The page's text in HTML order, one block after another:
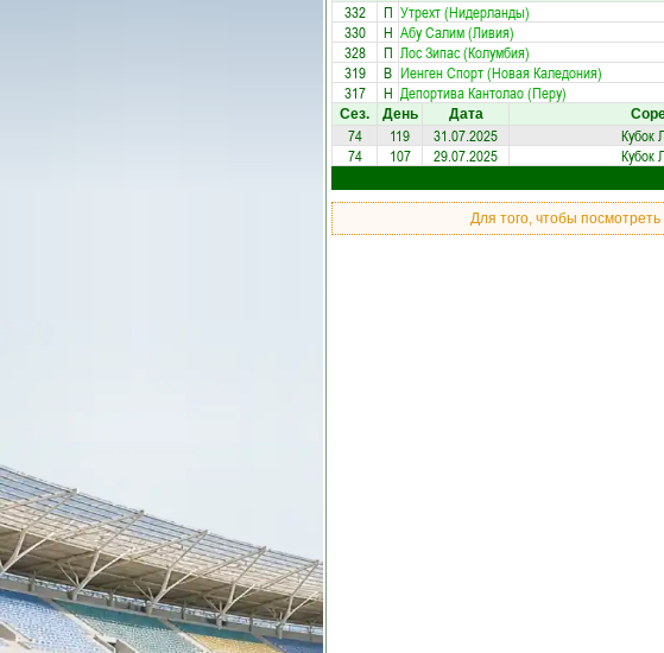
332 П Утрехт (Нидерланды)
330 Н Абу Салим (Ливия)
328 П Лос Зипас (Колумбия)
319 В Иенген Спорт (Новая Каледония)
317 Н Депортива Кантолао (Перу)
Сез.
День Дата
74 119 31.07.2025 Кубок
74 107 29.07.2025 Кубок
Для того, чтобы